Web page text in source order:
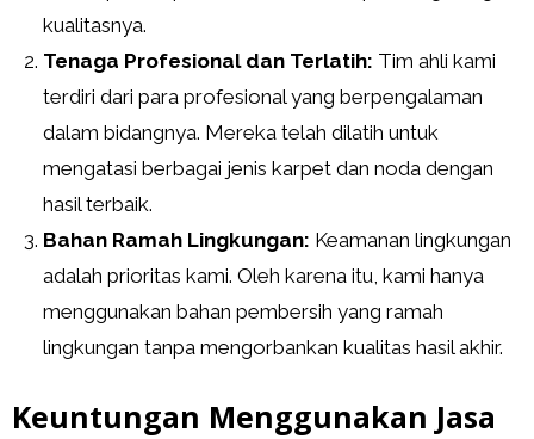
kualitasnya.
Tenaga Profesional dan Terlatih: Tim ahli kami
terdiri dari para profesional yang berpengalaman
dalam bidangnya. Mereka telah dilatih untuk
mengatasi berbagai jenis karpet dan noda dengan
hasil terbaik.
Bahan Ramah Lingkungan: Keamanan lingkungan
adalah prioritas kami. Oleh karena itu, kami hanya
menggunakan bahan pembersih yang ramah
lingkungan tanpa mengorbankan kualitas hasil akhir.
Keuntungan Menggunakan Jasa